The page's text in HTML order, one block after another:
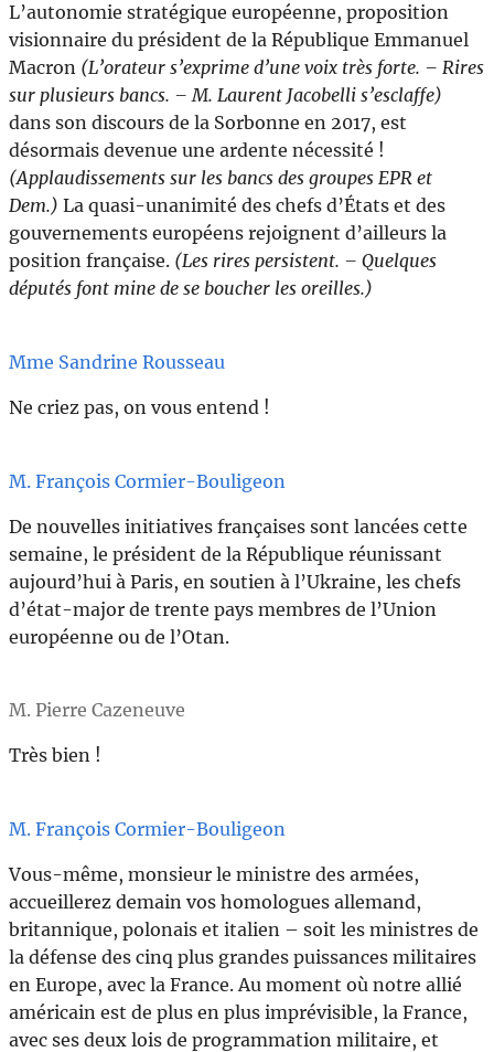
L’autonomie stratégique européenne, proposition
visionnaire du président de la République Emmanuel
Macron (L’orateur s’exprime d’une voix très forte. – Rires
sur plusieurs bancs. – M. Laurent Jacobelli s’esclaffe)
dans son discours de la Sorbonne en 2017, est
désormais devenue une ardente nécessité !
(Applaudissements sur les bancs des groupes EPR et
Dem.) La quasi-unanimité des chefs d’États et des
gouvernements européens rejoignent d’ailleurs la
position française. (Les rires persistent. – Quelques
députés font mine de se boucher les oreilles.)
Mme Sandrine Rousseau
Ne criez pas, on vous entend !
M. François Cormier-Bouligeon
De nouvelles initiatives françaises sont lancées cette
semaine, le président de la République réunissant
aujourd’hui à Paris, en soutien à l’Ukraine, les chefs
d’état-major de trente pays membres de l’Union
européenne ou de l’Otan.
M. Pierre Cazeneuve
Très bien !
M. François Cormier-Bouligeon
Vous-même, monsieur le ministre des armées,
accueillerez demain vos homologues allemand,
britannique, polonais et italien – soit les ministres de
la défense des cinq plus grandes puissances militaires
en Europe, avec la France. Au moment où notre allié
américain est de plus en plus imprévisible, la France,
avec ses deux lois de programmation militaire, et